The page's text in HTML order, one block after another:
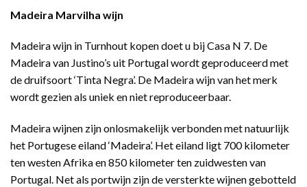
Madeira Marvilha wijn
Madeira wijn in Turnhout kopen doet u bij Casa N 7. De
Madeira van Justino’s uit Portugal wordt geproduceerd met
de druifsoort ‘Tinta Negra’. De Madeira wijn van het merk
wordt gezien als uniek en niet reproduceerbaar.
Madeira wijnen zijn onlosmakelijk verbonden met natuurlijk
het Portugese eiland ‘Madeira’. Het eiland ligt 700 kilometer
ten westen Afrika en 850 kilometer ten zuidwesten van
Portugal. Net als portwijn zijn de versterkte wijnen gebotteld